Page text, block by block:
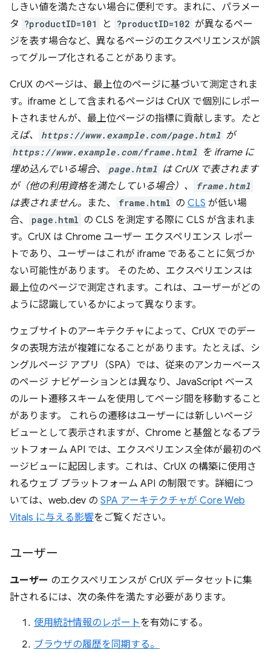
しきい値を満たさない場合に便利です。まれに、パラメー
タ ?productID=101 と ?productID=102 が異なるペー
ジを表す場合など、異なるページのエクスペリエンスが誤
ってグループ化されることがあります。
CrUX のページは、最上位のページに基づいて測定されま
す。iframe として含まれるページは CrUX で個別にレポー
トされませんが、最上位ページの指標に貢献します。 たと
えば、
https://www.example.com/page.html が
https://www.example.com/frame.html
を iframe に
埋め込んでいる場合、
page.html は CrUX で表されます
が（他の利用資格を満たしている場合）、
frame.html
は表されません。 また、 frame.html の CLS が低い場
合、
page.html の CLS を測定する際に CLS が含まれま
す。CrUX は Chrome ユーザー エクスペリエンス レポー
トであり、ユーザーはこれが iframe であることに気づか
ない可能性があります。 そのため、エクスペリエンスは
最上位のページで測定されます。これは、ユーザーがどの
ように認識しているかによって異なります。
ウェブサイトのアーキテクチャによって、CrUX でのデー
タの表現方法が複雑になることがあります。たとえば、シ
ングルページ アプリ（SPA）では、従来のアンカーベース
のページ ナビゲーションとは異なり、JavaScript ベース
のルート遷移スキームを使用してページ間を移動すること
があります。
これらの遷移はユーザーには新しいページ
ビューとして表示されますが、Chrome と基盤となるプラ
ットフォーム API では、エクスペリエンス全体が最初のペ
ージビューに起因します。これは、CrUX の構築に使用さ
れるウェブ プラットフォーム API の制限です。詳細につ
いては、web.dev の SPA アーキテクチャが Core Web
Vitals に与える影響をご覧ください。
ユーザー
ユーザー のエクスペリエンスが CrUX データセットに集
計されるには、次の条件を満たす必要があります。
使用統計情報のレポートを有効にする。
ブラウザの履歴を同期する。